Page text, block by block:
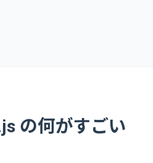
の何がすごい